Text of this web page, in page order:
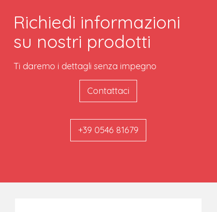
Richiedi informazioni
su nostri prodotti
Ti daremo i dettagli senza impegno
Contattaci
+39 0546 81679